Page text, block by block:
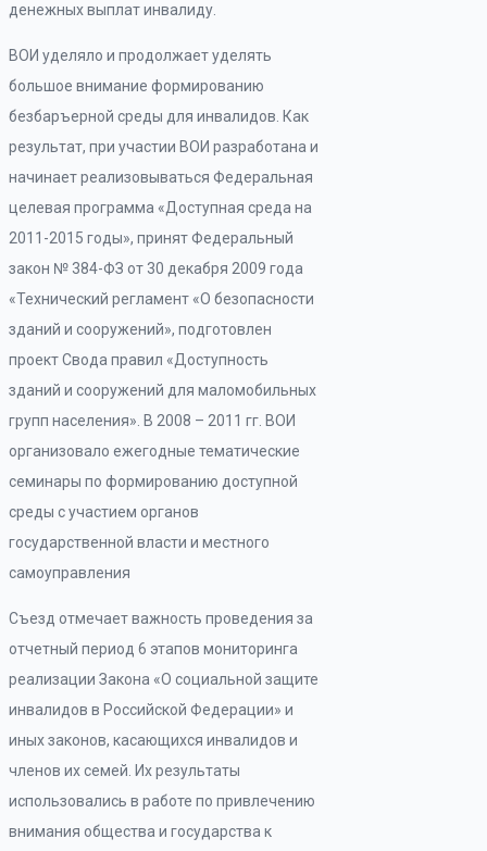
денежных выплат инвалиду.
ВОИ уделяло и продолжает уделять
большое внимание формированию
безбаръерной среды для инвалидов. Как
результат, при участии ВОИ разработана и
начинает реализовываться Федеральная
целевая программа «Доступная среда на
2011-2015 годы», принят Федеральный
закон № 384-ФЗ от 30 декабря 2009 года
«Технический регламент «О безопасности
зданий и сооружений», подготовлен
проект Свода правил «Доступность
зданий и сооружений для маломобильных
групп населения». В 2008 – 2011 гг. ВОИ
организовало ежегодные тематические
семинары по формированию доступной
среды с участием органов
государственной власти и местного
самоуправления
Съезд отмечает важность проведения за
отчетный период 6 этапов мониторинга
реализации Закона «О социальной защите
инвалидов в Российской Федерации» и
иных законов, касающихся инвалидов и
членов их семей. Их результаты
использовались в работе по привлечению
внимания общества и государства к